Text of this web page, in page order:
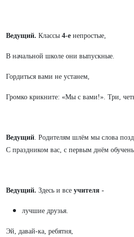
Ведущий. Классы 4-е непростые,
В начальной школе они выпускные.
Гордиться вами не устанем,
Громко крикните: «Мы с вами!». Три,
Ведущий. Родителям шлём мы слова
С праздником вас, с первым днём
Ведущий. Здесь и все учителя -
лучшие друзья.
Эй, давай-ка, ребятня,